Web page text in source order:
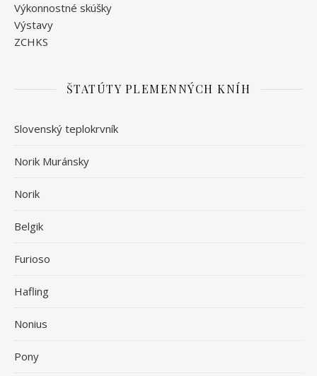
Výkonnostné skúšky
Výstavy
ZCHKS
ŠTATÚTY PLEMENNÝCH KNÍH
Slovenský teplokrvník
Norik Muránsky
Norik
Belgik
Furioso
Hafling
Nonius
Pony